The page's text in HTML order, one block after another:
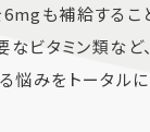
も補給するこ
なビタミン類など
みをトータル